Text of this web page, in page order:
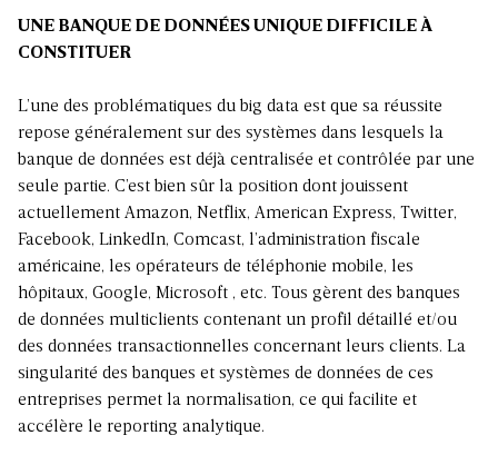
UNE BANQUE DE DONNÉES UNIQUE DIFFICILE À
CONSTITUER
L’une des problématiques du big data est que sa réussite
repose généralement sur des systèmes dans lesquels la
banque de données est déjà centralisée et contrôlée par une
seule partie. C’est bien sûr la position dont jouissent
actuellement Amazon, Netflix, American Express, Twitter,
Facebook, LinkedIn, Comcast, l’administration fiscale
américaine, les opérateurs de téléphonie mobile, les
hôpitaux, Google, Microsoft , etc. Tous gèrent des banques
de données multiclients contenant un profil détaillé et/ou
des données transactionnelles concernant leurs clients. La
singularité des banques et systèmes de données de ces
entreprises permet la normalisation, ce qui facilite et
accélère le reporting analytique.